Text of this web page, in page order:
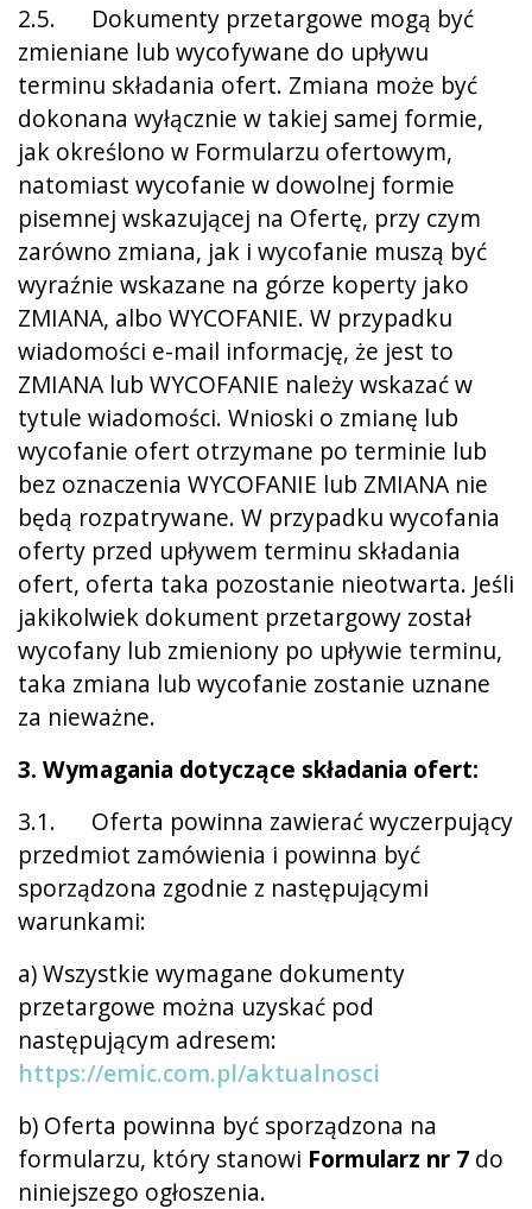
2.5. Dokumenty przetargowe mogą być
zmieniane lub wycofywane do upływu
terminu składania ofert. Zmiana może być
dokonana wyłącznie w takiej samej formie,
jak określono w Formularzu ofertowym,
natomiast wycofanie w dowolnej formie
pisemnej wskazującej na Ofertę, przy czym
zarówno zmiana, jak i wycofanie muszą być
wyraźnie wskazane na górze koperty jako
ZMIANA, albo WYCOFANIE. W przypadku
wiadomości e-mail informację, że jest to
ZMIANA lub WYCOFANIE należy wskazać w
tytule wiadomości. Wnioski o zmianę lub
wycofanie ofert otrzymane po terminie lub
bez oznaczenia WYCOFANIE lub ZMIANA nie
będą rozpatrywane. W przypadku wycofania
oferty przed upływem terminu składania
ofert, oferta taka pozostanie nieotwarta. Jeśli
jakikolwiek dokument przetargowy został
wycofany lub zmieniony po upływie terminu,
taka zmiana lub wycofanie zostanie uznane
za nieważne.
3. Wymagania dotyczące składania ofert:
3.1. Oferta powinna zawierać wyczerpujący
przedmiot zamówienia i powinna być
sporządzona zgodnie z następującymi
warunkami:
a) Wszystkie wymagane dokumenty
przetargowe można uzyskać pod
następującym adresem:
https://emic.com.pl/aktualnosci
b) Oferta powinna być sporządzona na
formularzu, który stanowi Formularz nr 7 do
niniejszego ogłoszenia.